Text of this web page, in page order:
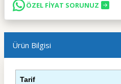
ÖZEL FİYAT SORUNUZ
Ürün Bilgisi
Tarif